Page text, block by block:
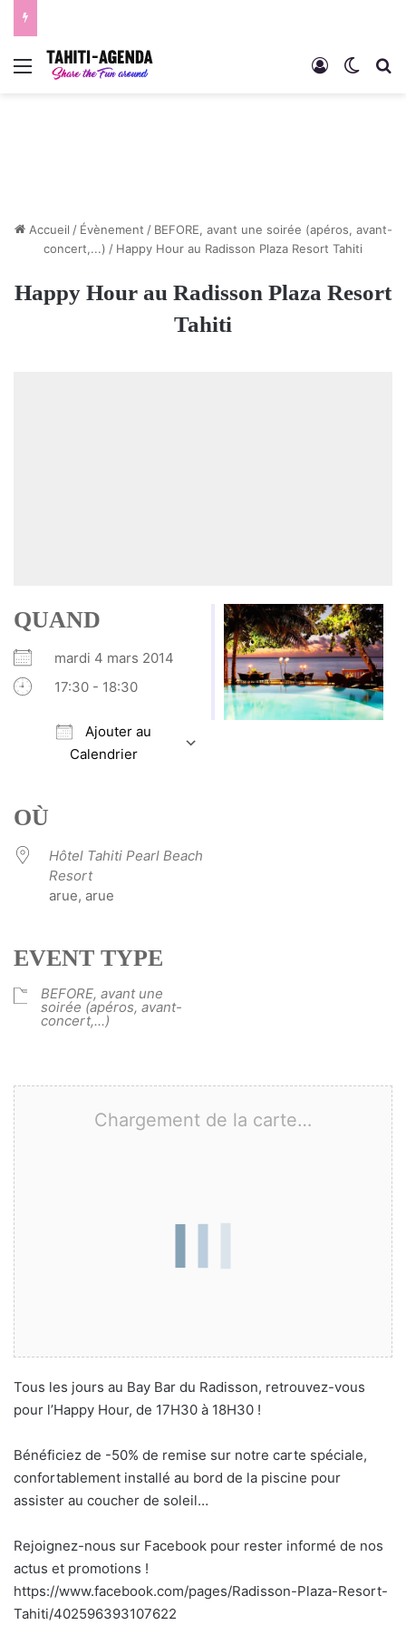
Menu Connexion
Accueil / Évènement / BEFORE, avant une soirée (apéros, avant-
concert,...) / Happy Hour au Radisson Plaza Resort Tahiti
Happy Hour au Radisson Plaza Resort
Tahiti
QUAND
mardi 4 mars 2014
17:30 - 18:30
Ajouter au
Calendrier
OÙ
Hôtel Tahiti Pearl Beach
Resort
arue, arue
EVENT TYPE
BEFORE, avant une
soirée (apéros, avant-
concert,...)
Chargement de la carte…
Tous les jours au Bay Bar du Radisson, retrouvez-vous
pour l’Happy Hour, de 17H30 à 18H30 !
Bénéficiez de -50% de remise sur notre carte spéciale,
confortablement installé au bord de la piscine pour
assister au coucher de soleil…
Rejoignez-nous sur Facebook pour rester informé de nos
actus et promotions !
https://www.facebook.com/pages/Radisson-Plaza-Resort-
Tahiti/402596393107622